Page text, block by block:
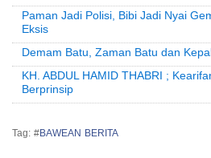
Paman Jadi Polisi, Bibi Jadi Nyai
Eksis
Demam Batu, Zaman Batu dan
KH. ABDUL HAMID THABRI ;
Berprinsip
Tag: #BAWEAN BERITA